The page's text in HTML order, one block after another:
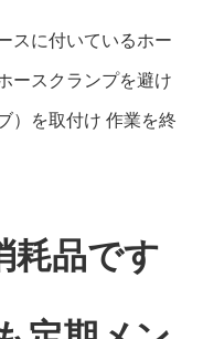
スに付いているホー
ースクランプを避け
）を取付け 作業を終
耗品です